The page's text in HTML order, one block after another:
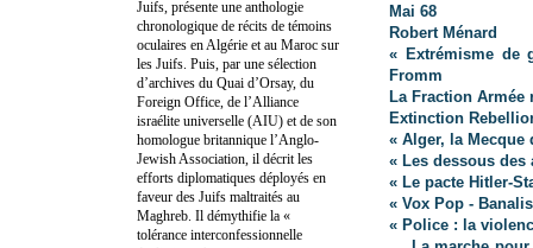
Mai 68
Robert Ménard
« Extrémisme de
Fromm
La Fraction Armée
Extinction
« Alger, la Mecque
« Les dessous
« Le pacte Hitler-
« Vox Pop -
« Police : la
Juifs, présente une anthologie
chronologique de récits de témoins
oculaires en Algérie et au Maroc sur
les Juifs. Puis, par une sélection
d’archives du Quai d’Orsay, du
Foreign Office, de l’Alliance
israélite universelle (AIU) et de son
homologue britannique l’Anglo-
Jewish Association, il décrit les
efforts diplomatiques déployés en
faveur des Juifs maltraités au
Maghreb. Il démythifie la «
tolérance interconfessionnelle